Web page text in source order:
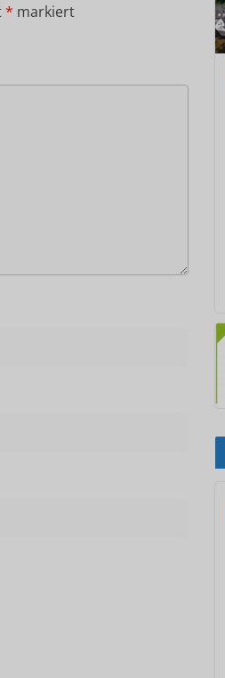
* markiert